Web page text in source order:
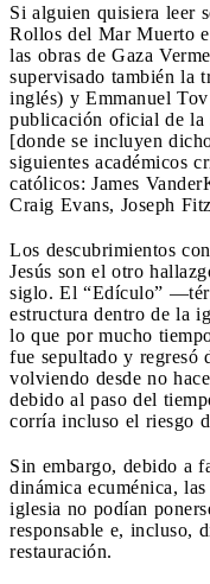
Si alguien quisiera leer
Rollos del Mar Muerto
las obras de Gaza
supervisado también la
inglés) y Emmanuel
publicación oficial de la
[donde se incluyen
siguientes académicos
católicos: James
Craig Evans, Joseph
Los descubrimientos
Jesús son el otro
siglo. El “Edículo”
estructura dentro de la
lo que por mucho
fue sepultado y regresó
volviendo desde no
debido al paso del
corría incluso el riesgo
Sin embargo, debido a
dinámica ecuménica,
iglesia no podían
responsable e, incluso,
restauración.